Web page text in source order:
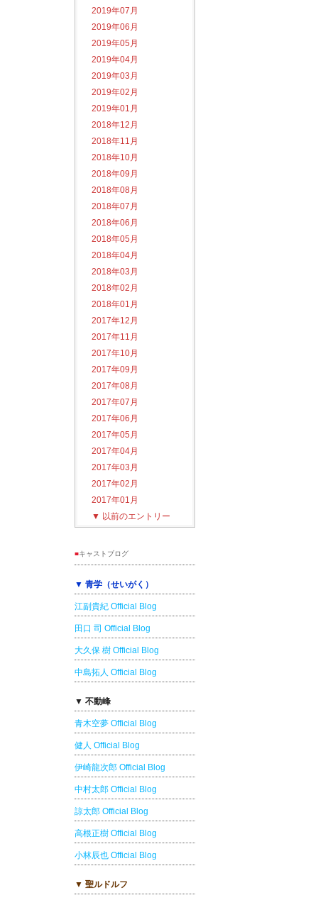
2019年07月
2019年06月
2019年05月
2019年04月
2019年03月
2019年02月
2019年01月
2018年12月
2018年11月
2018年10月
2018年09月
2018年08月
2018年07月
2018年06月
2018年05月
2018年04月
2018年03月
2018年02月
2018年01月
2017年12月
2017年11月
2017年10月
2017年09月
2017年08月
2017年07月
2017年06月
2017年05月
2017年04月
2017年03月
2017年02月
2017年01月
▼ 以前のエントリー
■キャストブログ
▼ 青学（せいがく）
江副貴紀 Official Blog
田口 司 Official Blog
大久保 樹 Official Blog
中島拓人 Official Blog
▼ 不動峰
青木空夢 Official Blog
健人 Official Blog
伊崎龍次郎 Official Blog
中村太郎 Official Blog
諒太郎 Official Blog
高根正樹 Official Blog
小林辰也 Official Blog
▼ 聖ルドルフ